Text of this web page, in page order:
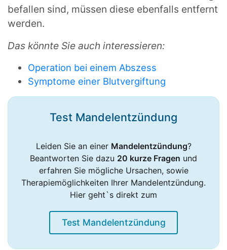
befallen sind, müssen diese ebenfalls entfernt
werden.
Das könnte Sie auch interessieren:
Operation bei einem Abszess
Symptome einer Blutvergiftung
Test Mandelent­zündung
Leiden Sie an einer Mandelentzündung?
Beantworten Sie dazu 20 kurze Fragen und
erfahren Sie mögliche Ursachen, sowie
Therapiemöglichkeiten Ihrer Mandelentzündung.
Hier geht`s direkt zum
Test Mandelentzündung